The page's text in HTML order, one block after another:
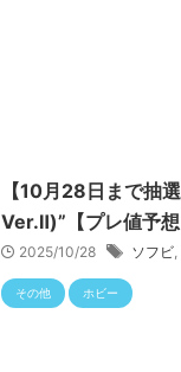
【10月28日まで抽
Ver.Ⅱ)”【プレ値予想
2025/10/28 ソフビ,
その他 ホビー